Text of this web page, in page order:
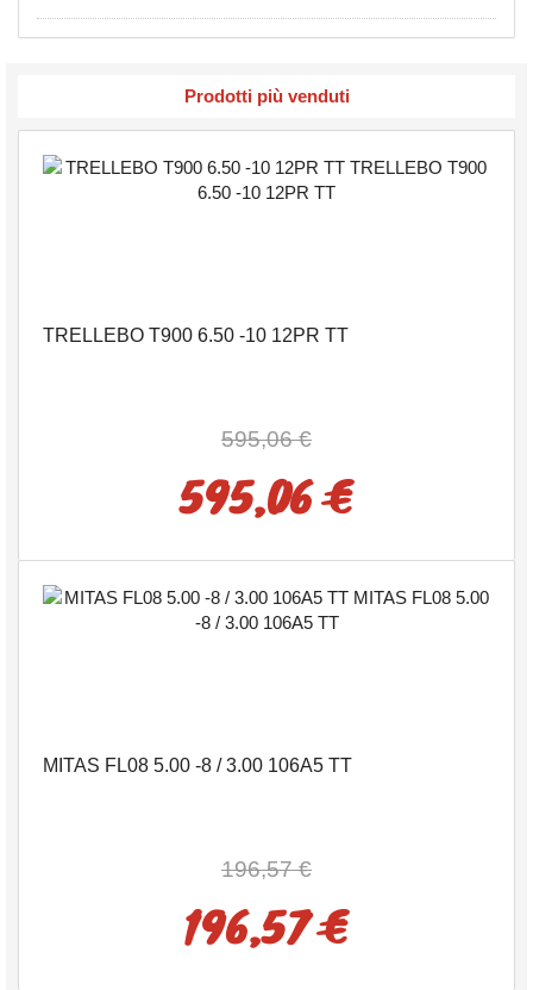
Prodotti più venduti
TRELLEBO T900 6.50 -10 12PR TT
595,06 €
595,06 €
MITAS FL08 5.00 -8 / 3.00 106A5 TT
196,57 €
196,57 €